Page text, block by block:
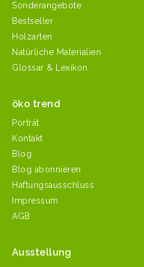
Sonderangebote
Bestseller
Holzarten
Natürliche Materialien
Glossar & Lexikon
öko trend
Porträt
Kontakt
Blog
Blog abonnieren
Haftungsausschluss
Impressum
AGB
Ausstellung